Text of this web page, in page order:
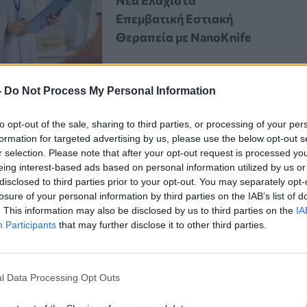
Do Not Process My Personal Information
opt-out of the sale, sharing to third parties, or processing of your
for targeted advertising by us, please use the below opt-out
selection. Please note that after your opt-out request is processed
interest-based ads based on personal information utilized by us
to third parties prior to your opt-out. You may separately
of your personal information by third parties on the IAB’s list of
This information may also be disclosed by us to third parties on the
Participants that may further disclose it to other third parties.
Data Processing Opt Outs
Επεμβατική Εστιακή
Θεραπεία με NanoKnife
μου αντί να ανησυχώ τόσο για το
εγγονή της που είναι συντάκτρια
βράδυ μετά την